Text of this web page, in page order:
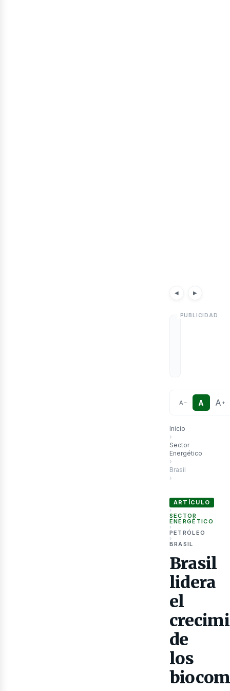
◀
Noticias Artículos
▶
A − A A +
Inicio
›
Sector
Energético
›
Brasil
›
ARTÍCULO
›
SECTOR
ENERGÉTICO
›
PETRÓLEO
›
BRASIL
Brasil
lidera
el
de
los